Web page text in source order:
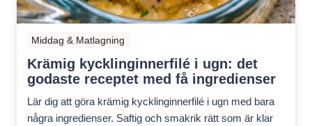
Middag & Matlagning
Krämig kycklinginnerfilé i ugn: det
godaste receptet med få ingredienser
Lär dig att göra krämig kycklinginnerfilé i ugn med bara
några ingredienser. Saftig och smakrik rätt som är klar